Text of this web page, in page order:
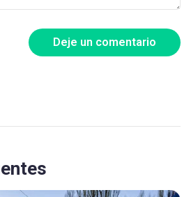
Deje un comentario